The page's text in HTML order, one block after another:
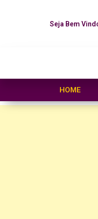
Seja Bem
HOME